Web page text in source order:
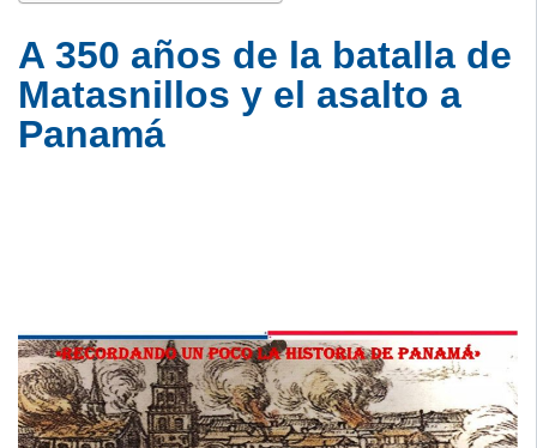
A 350 años de la batalla de
Matasnillos y el asalto a
Panamá